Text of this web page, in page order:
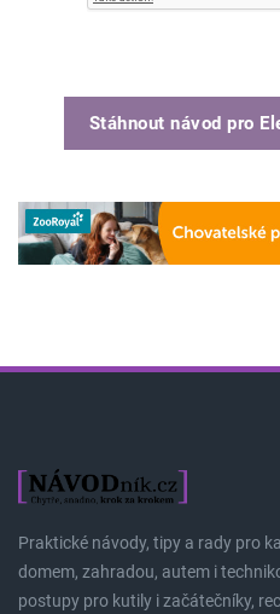
Stáhnout návod pro
Praktické návody, tipy a rady pro
domem, zahradou, autem i
postupy pro kutily i začátečníky,